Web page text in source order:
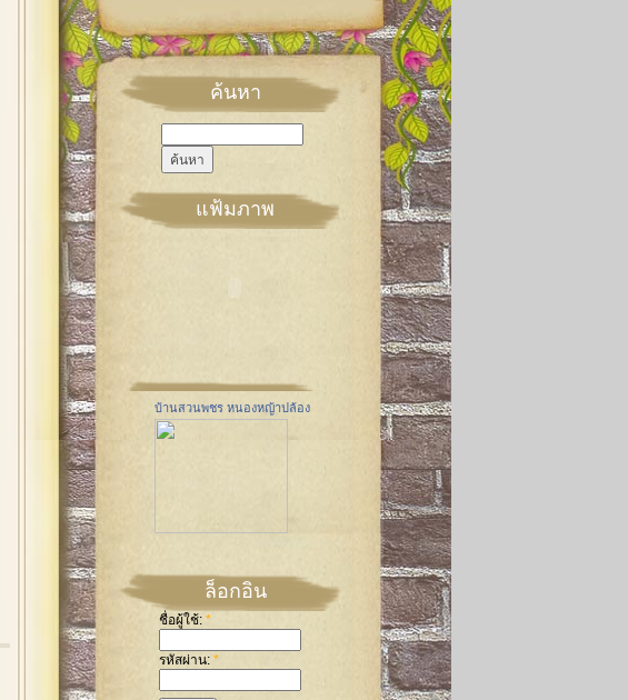
ค้นหา
แฟ้มภาพ
บ้านสวนพชร หนองหญ้าปล้อง
ล็อกอิน
ชื่อผู้ใช้: *
รหัสผ่าน: *